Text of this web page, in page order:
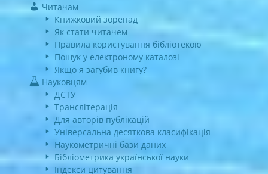
Читачам
Книжковий зорепад
Як стати читачем
Правила користування бібліотекою
Пошук у електроному каталозі
Якщо я загубив книгу?
Науковцям
ДСТУ
Транслітерація
Для авторів публікацій
Універсальна десяткова класифікація
Наукометричні бази даних
Бібліометрика української науки
Індекси цитування